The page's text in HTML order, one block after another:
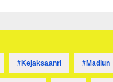
#kejaksaanri #madiun